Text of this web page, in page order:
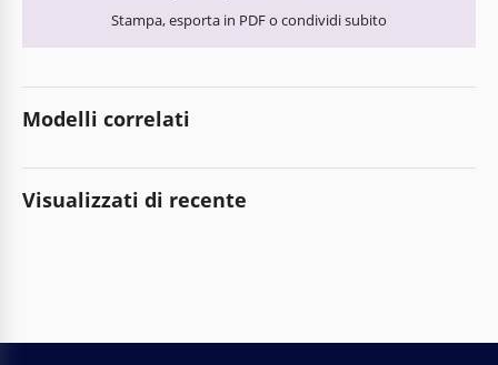
Stampa, esporta in PDF o condividi subito
Modelli correlati
Visualizzati di recente